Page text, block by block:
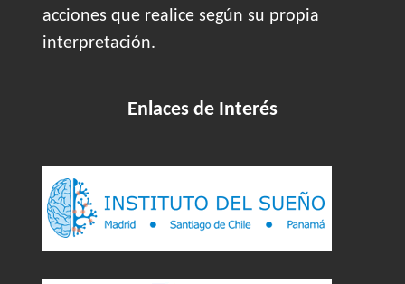
acciones que realice según su propia
interpretación.
Enlaces de Interés